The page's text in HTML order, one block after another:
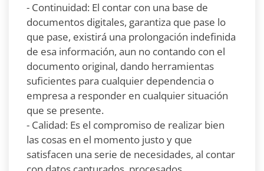
- Continuidad: El contar con una base de
documentos digitales, garantiza que pase lo
que pase, existirá una prolongación indefinida
de esa información, aun no contando con el
documento original, dando herramientas
suficientes para cualquier dependencia o
empresa a responder en cualquier situación
que se presente.
- Calidad: Es el compromiso de realizar bien
las cosas en el momento justo y que
satisfacen una serie de necesidades, al contar